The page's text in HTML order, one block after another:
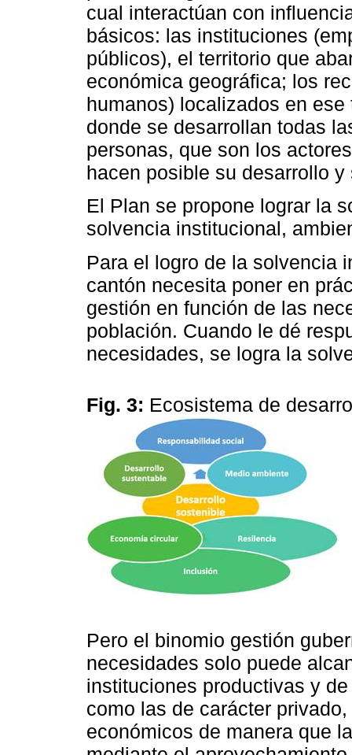
cual interactúan con
básicos: las instituciones
públicos), el territorio que
económica geográfica; los
humanos) localizados en
donde se desarrollan todas
personas, que son los
hacen posible su desarrollo
El Plan se propone lograr la
solvencia institucional,
Para el logro de la solvencia
cantón necesita poner en
gestión en función de las
población. Cuando le dé
necesidades, se logra la
Fig. 3: Ecosistema de
Pero el binomio gestión
necesidades solo puede
instituciones productivas y
como las de carácter
económicos de manera que